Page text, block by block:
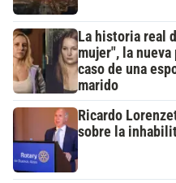
La historia real
mujer", la
caso de una
marido
Ricardo
sobre la